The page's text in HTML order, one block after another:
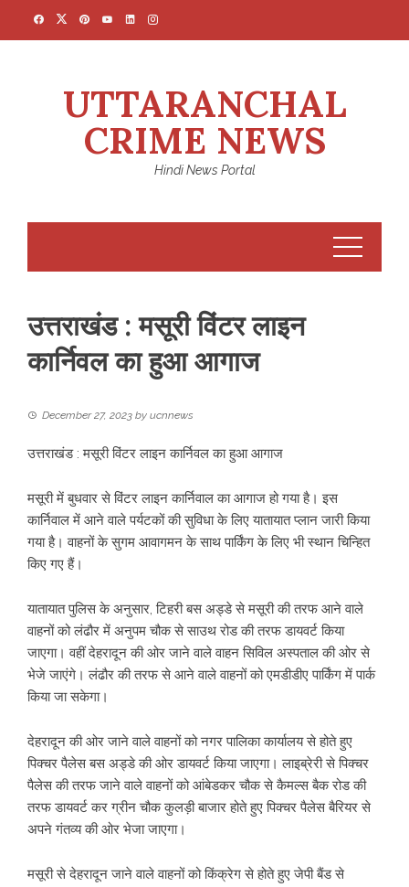
UTTARANCHAL
CRIME NEWS
Hindi News Portal
उत्तराखंड : मसूरी विंटर लाइन
कार्निवल का हुआ आगाज
December 27, 2023 by ucnnews
उत्तराखंड : मसूरी विंटर लाइन कार्निवल का हुआ आगाज
मसूरी में बुधवार से विंटर लाइन कार्निवाल का आगाज हो गया है। इस
कार्निवाल में आने वाले पर्यटकों की सुविधा के लिए यातायात प्लान जारी किया
गया है। वाहनों के सुगम आवागमन के साथ पार्किंग के लिए भी स्थान चिन्हित
किए गए हैं।
यातायात पुलिस के अनुसार, टिहरी बस अड्डे से मसूरी की तरफ आने वाले
वाहनों को लंढौर में अनुपम चौक से साउथ रोड की तरफ डायवर्ट किया
जाएगा। वहीं देहरादून की ओर जाने वाले वाहन सिविल अस्पताल की ओर से
भेजे जाएंगे। लंढौर की तरफ से आने वाले वाहनों को एमडीडीए पार्किंग में पार्क
किया जा सकेगा।
देहरादून की ओर जाने वाले वाहनों को नगर पालिका कार्यालय से होते हुए
पिक्चर पैलेस बस अड्डे की ओर डायवर्ट किया जाएगा। लाइब्रेरी से पिक्चर
पैलेस की तरफ जाने वाले वाहनों को आंबेडकर चौक से कैमल्स बैक रोड की
तरफ डायवर्ट कर ग्रीन चौक कुलड़ी बाजार होते हुए पिक्चर पैलेस बैरियर से
अपने गंतव्य की ओर भेजा जाएगा।
मसूरी से देहरादून जाने वाले वाहनों को किंक्रेग से होते हुए जेपी बैंड से